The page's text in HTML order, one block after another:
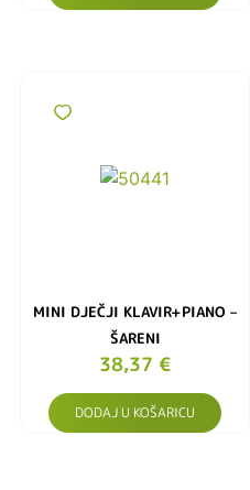
MINI DJEČJI KLAVIR+PIANO –
ŠARENI
38,37 €
DODAJ U KOŠARICU